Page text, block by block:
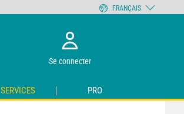
Se connecter
SERVICES PRO
FRANÇAIS